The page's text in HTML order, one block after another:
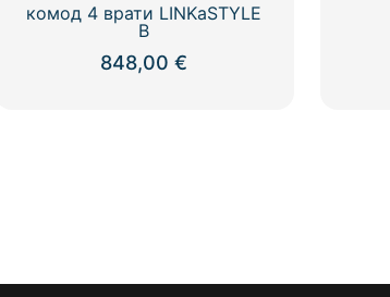
комод 4 врати LINKaSTYLE
B
848,00€